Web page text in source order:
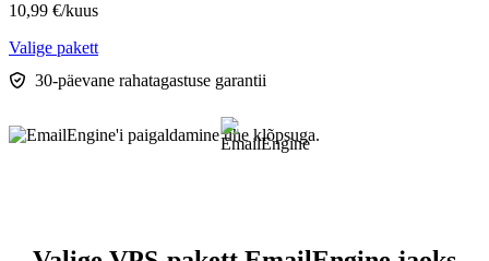
10,99 €/kuus
Valige pakett
30-päevane rahatagastuse garantii